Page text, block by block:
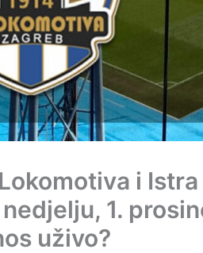
i
nedjelju, 1.
uživo?